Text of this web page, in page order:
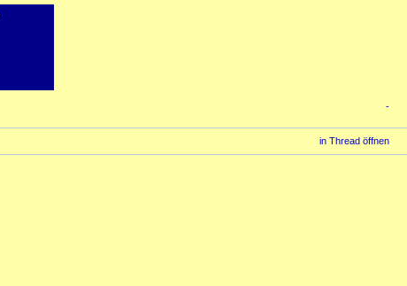
-
in Thread öffnen